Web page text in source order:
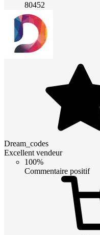
80452
Dream_codes
Excellent vendeur
100%
Commentaire positif